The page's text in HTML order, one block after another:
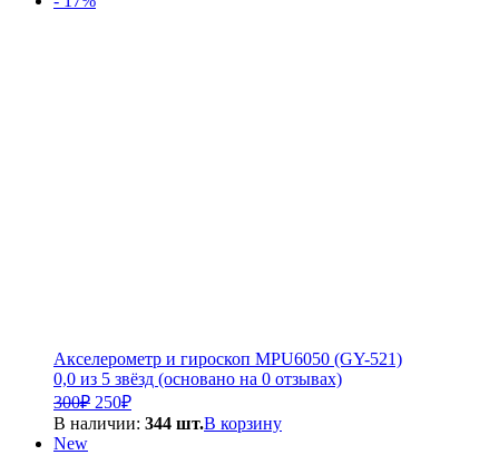
Акселерометр и гироскоп MPU6050 (GY-521)
0,0 из 5 звёзд (основано на 0 отзывах)
300₽ Первоначальная
цена
250₽Текущая
цена:
В наличии: 344 шт.В корзину
New